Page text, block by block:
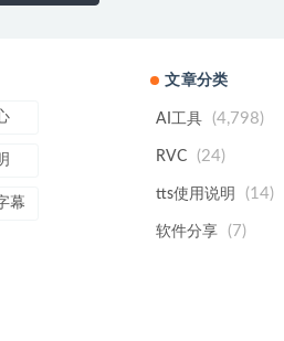
幕
文章分类
AI工具 (4,798)
RVC (24)
tts使用说明 (14)
软件分享 (7)